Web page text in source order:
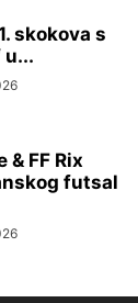
skokova s
u...
FF Rix
futsal